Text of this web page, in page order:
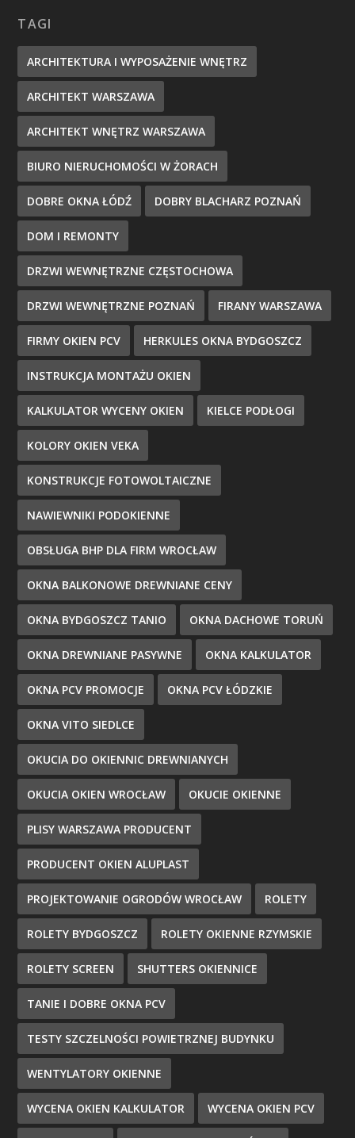
TAGI
ARCHITEKTURA I WYPOSAŻENIE WNĘTRZ
ARCHITEKT WARSZAWA
ARCHITEKT WNĘTRZ WARSZAWA
BIURO NIERUCHOMOŚCI W ŻORACH
DOBRE OKNA ŁÓDŹ DOBRY BLACHARZ POZNAŃ
DOM I REMONTY
DRZWI WEWNĘTRZNE CZĘSTOCHOWA
DRZWI WEWNĘTRZNE POZNAŃ FIRANY WARSZAWA
FIRMY OKIEN PCV HERKULES OKNA BYDGOSZCZ
INSTRUKCJA MONTAŻU OKIEN
KALKULATOR WYCENY OKIEN KIELCE PODŁOGI
KOLORY OKIEN VEKA
KONSTRUKCJE FOTOWOLTAICZNE
NAWIEWNIKI PODOKIENNE
OBSŁUGA BHP DLA FIRM WROCŁAW
OKNA BALKONOWE DREWNIANE CENY
OKNA BYDGOSZCZ TANIO OKNA DACHOWE TORUŃ
OKNA DREWNIANE PASYWNE OKNA KALKULATOR
OKNA PCV PROMOCJE OKNA PCV ŁÓDZKIE
OKNA VITO SIEDLCE
OKUCIA DO OKIENNIC DREWNIANYCH
OKUCIA OKIEN WROCŁAW OKUCIE OKIENNE
PLISY WARSZAWA PRODUCENT
PRODUCENT OKIEN ALUPLAST
PROJEKTOWANIE OGRODÓW WROCŁAW ROLETY
ROLETY BYDGOSZCZ ROLETY OKIENNE RZYMSKIE
ROLETY SCREEN SHUTTERS OKIENNICE
TANIE I DOBRE OKNA PCV
TESTY SZCZELNOŚCI POWIETRZNEJ BUDYNKU
WENTYLATORY OKIENNE
WYCENA OKIEN KALKULATOR WYCENA OKIEN PCV